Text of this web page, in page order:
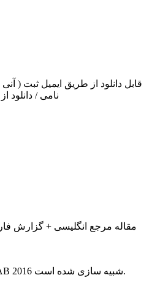
نامی / دانلود
مقاله مرجع انگلیسی + گزارش
با استفاده از MATLAB 2016 شبیه سازی شده است.